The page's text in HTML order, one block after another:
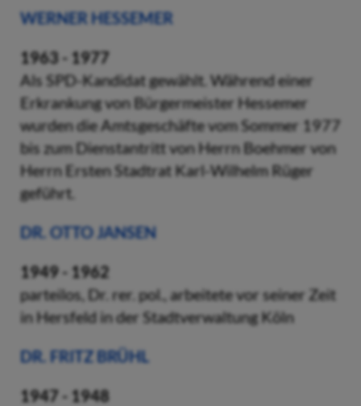
WERNER HESSEMER
1963 - 1977
Als SPD-Kandidat gewählt. Während einer
Erkrankung von Bürgermeister Hessemer
wurden die Amtsgeschäfte vom Sommer 1977
bis zum Dienstantritt von Herrn Boehmer von
Herrn Ersten Stadtrat Karl-Wilhelm Rüger
geführt.
DR. OTTO JANSEN
1949 - 1962
parteilos, Dr. rer. pol., arbeitete vor seiner Zeit
in Hersfeld in der Stadtverwaltung Köln
DR. FRITZ BRÜHL
1947 - 1948